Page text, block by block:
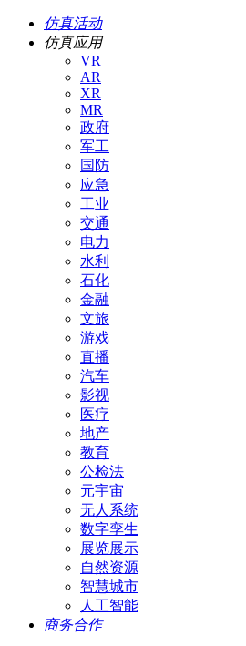
仿真活动
仿真应用
VR
AR
XR
MR
政府
军工
国防
应急
工业
交通
电力
水利
石化
金融
文旅
游戏
直播
汽车
影视
医疗
地产
教育
公检法
元宇宙
无人系统
数字孪生
展览展示
自然资源
智慧城市
人工智能
商务合作